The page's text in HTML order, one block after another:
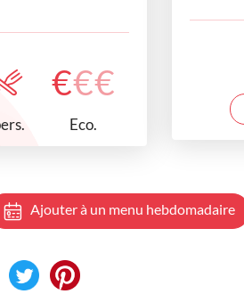
€€€
Eco.
Ajouter à un menu hebdomadaire